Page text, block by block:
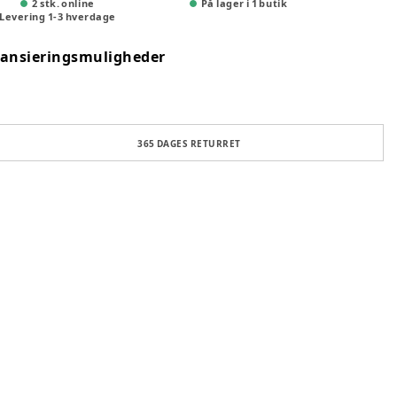
2 stk. online
Levering 1-3 hverdage
På lager i 1 butik
365 DAGES RETURRET